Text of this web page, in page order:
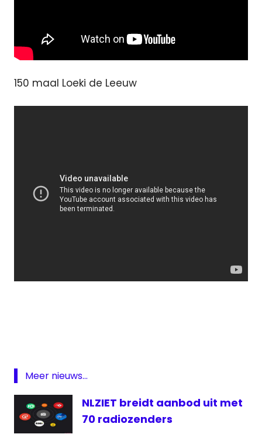
150 maal Loeki de Leeuw
Publieke
Omroep
Radio
reclame
Meer nieuws...
NLZIET breidt aanbod uit met
70 radiozenders